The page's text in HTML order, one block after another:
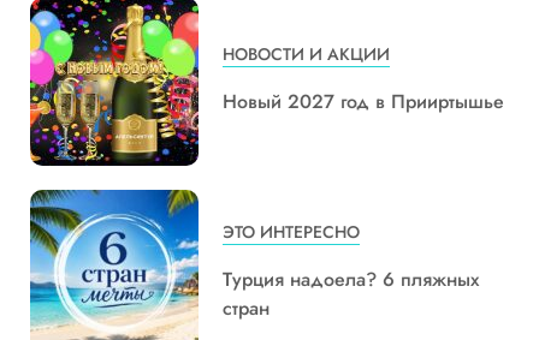
НОВОСТИ И АКЦИИ
Новый 2027 год в Прииртышье
ЭТО ИНТЕРЕСНО
Турция надоела? 6 пляжных
стран